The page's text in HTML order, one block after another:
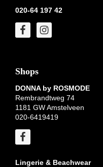
020-64 197 42
Shops
DONNA by ROSMODE
Rembrandtweg 74
1181 GW Amstelveen
020-6419419
Lingerie & Beachwear